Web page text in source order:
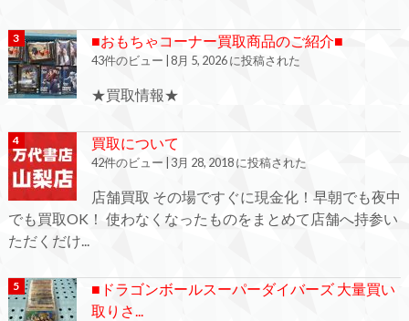
■おもちゃコーナー買取商品のご紹介■
43件のビュー 8月 5, 2026 に投稿された
★買取情報★
買取について
42件のビュー 3月 28, 2018 に投稿された
店舗買取 その場ですぐに現金化！早朝でも夜中
でも買取OK！ 使わなくなったものをまとめて店舗へ持参い
ただくだけ...
■ドラゴンボールスーパーダイバーズ 大量買い
取りさ...